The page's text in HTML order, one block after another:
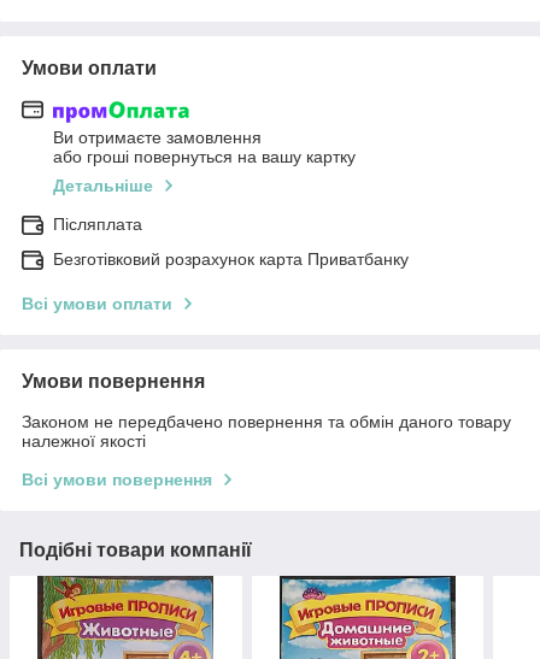
Умови оплати
Ви отримаєте замовлення
або гроші повернуться на вашу картку
Детальніше
Післяплата
Безготівковий розрахунок карта Приватбанку
Всі умови оплати
Умови повернення
Законом не передбачено повернення та обмін даного товару
належної якості
Всі умови повернення
Подібні товари компанії